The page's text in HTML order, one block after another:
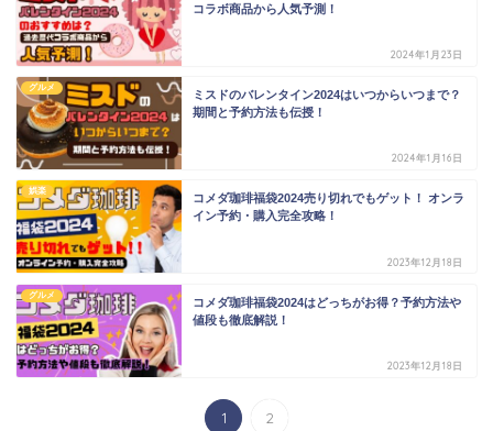
コラボ商品から人気予測！
2024年1月23日
グルメ
ミスドのバレンタイン2024はいつからいつまで？
期間と予約方法も伝授！
2024年1月16日
娯楽
コメダ珈琲福袋2024売り切れでもゲット！ オンラ
イン予約・購入完全攻略！
2023年12月18日
グルメ
コメダ珈琲福袋2024はどっちがお得？予約方法や
値段も徹底解説！
2023年12月18日
1 2